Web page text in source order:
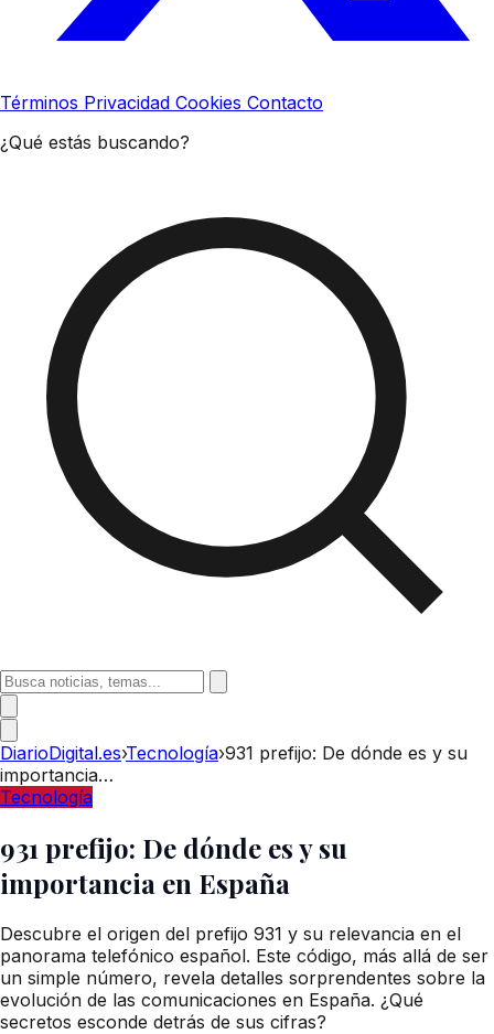
Términos Privacidad Cookies Contacto
¿Qué estás buscando?
DiarioDigital.es›Tecnología›931 prefijo: De dónde es y su
importancia…
Tecnología
931 prefijo: De dónde es y su
importancia en España
Descubre el origen del prefijo 931 y su relevancia en el
panorama telefónico español. Este código, más allá de ser
un simple número, revela detalles sorprendentes sobre la
evolución de las comunicaciones en España. ¿Qué
secretos esconde detrás de sus cifras?